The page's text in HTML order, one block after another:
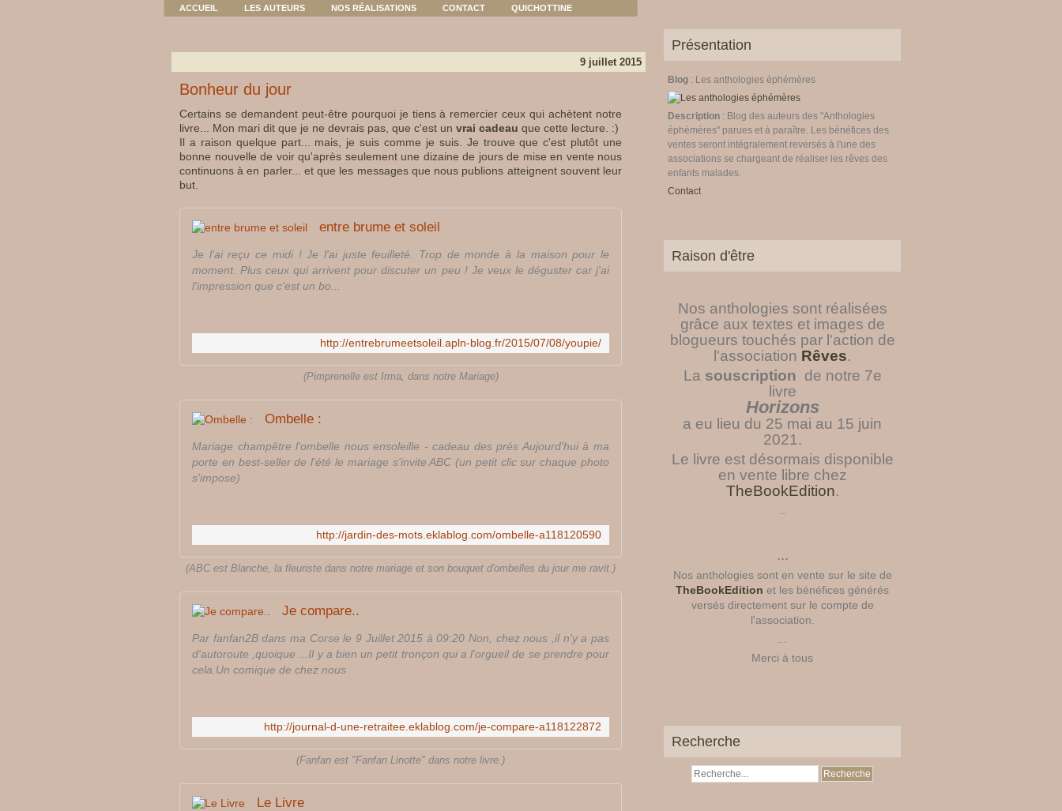
ACCUEIL LES AUTEURS NOS RÉALISATIONS CONTACT QUICHOTTINE
9 juillet 2015
Bonheur du jour
Certains se demandent peut-être pourquoi je tiens à remercier ceux qui achètent notre
livre... Mon mari dit que je ne devrais pas, que c'est un vrai cadeau que cette lecture. :)
Il a raison quelque part... mais, je suis comme je suis. Je trouve que c'est plutôt une
bonne nouvelle de voir qu'après seulement une dizaine de jours de mise en vente nous
continuons à en parler... et que les messages que nous publions atteignent souvent leur
but.
entre brume et soleil
Je l'ai reçu ce midi ! Je l'ai juste feuilleté. Trop de monde à la maison pour le
moment. Plus ceux qui arrivent pour discuter un peu ! Je veux le déguster car j'ai
l'impression que c'est un bo...
http://entrebrumeetsoleil.apln-blog.fr/2015/07/08/youpie/
(Pimprenelle est Irma, dans notre Mariage)
Ombelle :
Mariage champêtre l'ombelle nous ensoleille - cadeau des prés Aujourd'hui à ma
porte en best-seller de l'été le mariage s'invite ABC (un petit clic sur chaque photo
s'impose)
http://jardin-des-mots.eklablog.com/ombelle-a118120590
(ABC est Blanche, la fleuriste dans notre mariage et son bouquet d'ombelles du jour me ravit.)
Je compare..
Par fanfan2B dans ma Corse le 9 Juillet 2015 à 09:20 Non, chez nous ,il n'y a pas
d'autoroute ,quoique ...Il y a bien un petit tronçon qui a l'orgueil de se prendre pour
cela.Un comique de chez nous
http://journal-d-une-retraitee.eklablog.com/je-compare-a118122872
(Fanfan est "Fanfan Linotte" dans notre livre.)
Le Livre
Présentation
Blog : Les anthologies éphémères
Description : Blog des auteurs des "Anthologies
éphémères" parues et à paraître. Les bénéfices des
ventes seront intégralement reversés à l'une des
associations se chargeant de réaliser les rêves des
enfants malades.
Contact
Raison d'être
Nos anthologies sont réalisées
grâce aux textes et images de
blogueurs touchés par l'action de
l'association Rêves.
La souscription de notre 7e
livre
Horizons
a eu lieu du 25 mai au 15 juin
2021.
Le livre est désormais disponible
en vente libre chez
TheBookEdition.
...
...
Nos anthologies sont en vente sur le site de
TheBookEdition et les bénéfices générés
versés directement sur le compte de
l'association.
Merci à tous
Recherche